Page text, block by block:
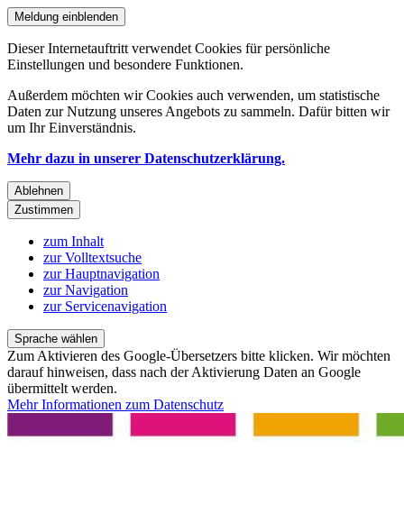
Meldung einblenden
Dieser Internetauftritt verwendet Cookies für persönliche
Einstellungen und besondere Funktionen.
Außerdem möchten wir Cookies auch verwenden, um statistische
Daten zur Nutzung unseres Angebots zu sammeln. Dafür bitten wir
um Ihr Einverständnis.
Mehr dazu in unserer Datenschutzerklärung.
Ablehnen
Zustimmen
zum Inhalt
zur Volltextsuche
zur Hauptnavigation
zur Navigation
zur Servicenavigation
Sprache wählen
Zum Aktivieren des Google-Übersetzers bitte klicken. Wir möchten
darauf hinweisen, dass nach der Aktivierung Daten an Google
übermittelt werden.
Mehr Informationen zum Datenschutz